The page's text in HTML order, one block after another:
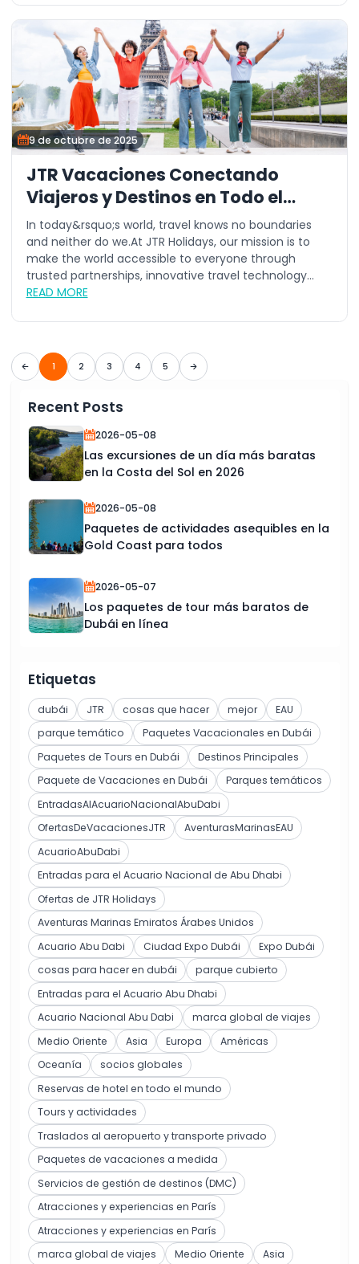
9 de octubre de 2025
JTR Vacaciones Conectando
Viajeros y Destinos en Todo el
Mundo
In today&rsquo;s world, travel knows no boundaries
and neither do we.At JTR Holidays, our mission is to
make the world accessible to everyone through
trusted partnerships, innovative travel technology...
READ MORE
1 2 3 4 5
Recent Posts
2026-05-08
Las excursiones de un día más baratas
en la Costa del Sol en 2026
2026-05-08
Paquetes de actividades asequibles en la
Gold Coast para todos
2026-05-07
Los paquetes de tour más baratos de
Dubái en línea
Etiquetas
dubái JTR cosas que hacer mejor
EAU
parque temático
Paquetes Vacacionales en Dubái
Paquetes de Tours en Dubái
Destinos Principales
Paquete de Vacaciones en Dubái
Parques temáticos
EntradasAlAcuarioNacionalAbuDabi
OfertasDeVacacionesJTR
AventurasMarinasEAU
AcuarioAbuDabi
Entradas para el Acuario Nacional de Abu Dhabi
Ofertas de JTR Holidays
Aventuras Marinas Emiratos Árabes Unidos
Acuario Abu Dabi
Ciudad Expo Dubái
Expo Dubái
cosas para hacer en dubái
parque cubierto
Entradas para el Acuario Abu Dhabi
Acuario Nacional Abu Dabi
marca global de viajes
Medio Oriente
Asia Europa
Américas
Oceanía
socios globales
Reservas de hotel en todo el mundo
Tours y actividades
Traslados al aeropuerto y transporte privado
Paquetes de vacaciones a medida
Servicios de gestión de destinos (DMC)
Atracciones y experiencias en París
Atracciones y experiencias en París
marca global de viajes
Medio Oriente
Asia